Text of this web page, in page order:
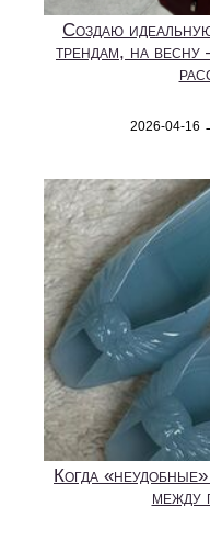
Создаю
трендам, на
2026-04-16
Когда
между